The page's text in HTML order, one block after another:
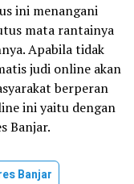
ini menangani
mata rantainya
Apabila tidak
judi online akan
berperan
ini yaitu dengan
Banjar.
Banjar